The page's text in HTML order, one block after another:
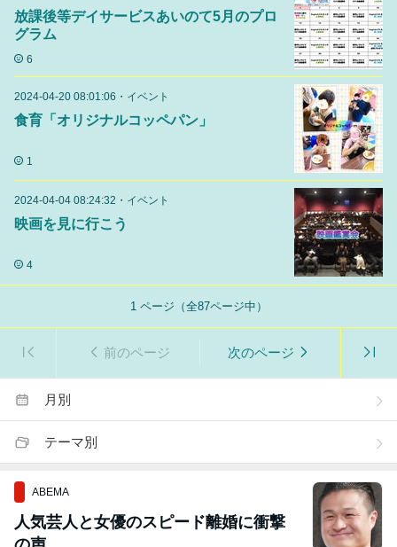
放課後等デイサービスあいのて5月のプロ
グラム
6
2024-04-20 08:01:06 ・ イベント
食育「オリジナルコッペパン」
1
2024-04-04 08:24:32 ・ イベント
映画を見に行こう
4
1ページ（全87ページ中）
前のページ 次のページ
月別
テーマ別
ABEMA
人気芸人と女優のスピード離婚に衝撃